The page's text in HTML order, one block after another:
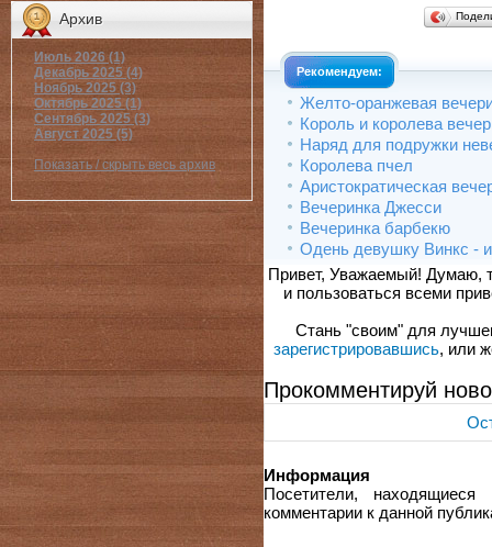
Архив
Июль 2026 (1)
Декабрь 2025 (4)
Ноябрь 2025 (3)
Октябрь 2025 (1)
Сентябрь 2025 (3)
Август 2025 (5)
Показать / скрыть весь архив
Рекомендуем:
Желто-оранжевая
Король и королева
Наряд для подружки
Королева пчел
Аристократическая
Вечеринка Джесси
Вечеринка барбекю
Одень девушку Винкс -
Привет, Уважаемый! Думаю,
и пользоваться всеми
Стань "своим" для
зарегистрировавшись, или
Прокомментируй
Информация
Посетители,
комментарии к данной